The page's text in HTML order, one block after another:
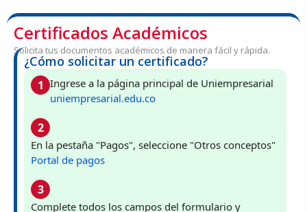
Certificados Académicos
Solicita tus documentos académicos de manera fácil y rápida.
¿Cómo solicitar un certificado?
1 Ingrese a la página principal de Uniempresarial
uniempresarial.edu.co
2
En la pestaña "Pagos", seleccione "Otros conceptos"
Portal de pagos
3
Complete todos los campos del formulario y